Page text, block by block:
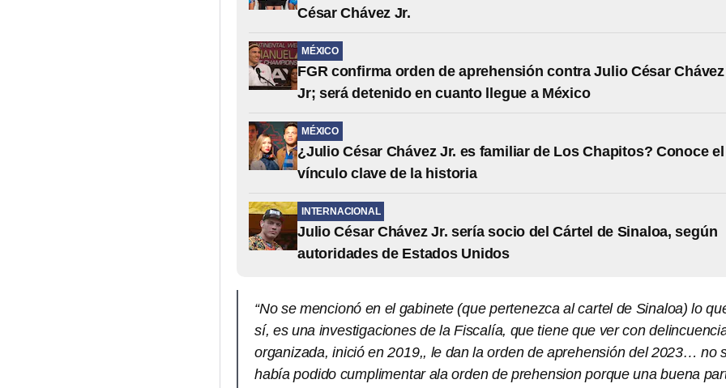
César Chávez Jr.
MÉXICO
FGR confirma orden de aprehensión contra Julio César Chávez
Jr; será detenido en cuanto llegue a México
MÉXICO
¿Julio César Chávez Jr. es familiar de Los Chapitos? Conoce el
vínculo clave de la historia
INTERNACIONAL
Julio César Chávez Jr. sería socio del Cártel de Sinaloa, según
autoridades de Estados Unidos
“No se mencionó en el gabinete (que pertenezca al cartel de Sinaloa) lo
sí, es una investigaciones de la Fiscalía, que tiene que ver con
organizada, inició en 2019,, le dan la orden de aprehensión del 2023… no
había podido cumplimentar ala orden de prehension porque una buena